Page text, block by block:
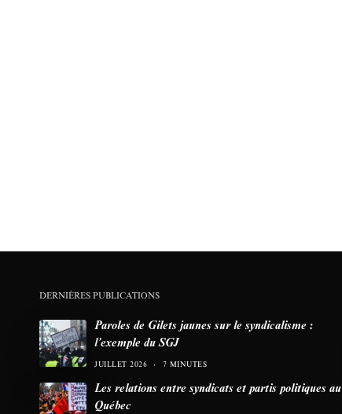
DERNIÈRES PUBLICATIONS
Paroles de Gilets jaunes sur le syndicalisme :
l’exemple du SGJ
JUILLET 2026 7 MINUTES
Les relations entre syndicats et partis politiques au
Québec